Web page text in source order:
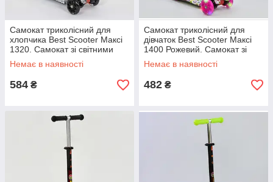
Самокат триколісний для
хлопчика Best Scooter Максі
1320. Самокат зі світними
колесами
Немає в наявності
584 ₴
Самокат триколісний для
дівчаток Best Scooter Максі
1400 Рожевий. Самокат зі
світними колесами
Немає в наявності
482 ₴